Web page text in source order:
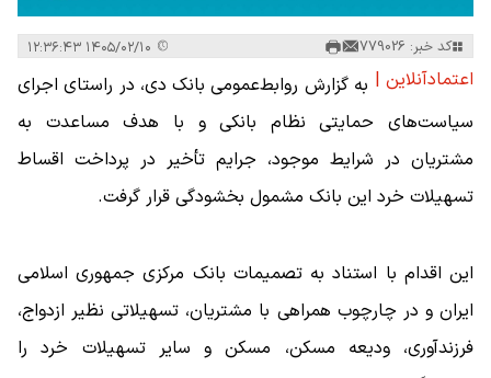
کد خبر: 779026
اعتمادآنلاین | به گزارش روابط‌عمومی بانک دی، در راستای اجرای
سیاست‌های حمایتی نظام بانکی و با هدف مساعدت به
مشتریان در شرایط موجود، جرایم تأخیر در پرداخت اقساط
تسهیلات خرد این بانک مشمول بخشودگی قرار گرفت.
این اقدام با استناد به تصمیمات بانک مرکزی جمهوری اسلامی
ایران و در چارچوب همراهی با مشتریان، تسهیلاتی نظیر ازدواج،
فرزندآوری، ودیعه مسکن، مسکن و سایر تسهیلات خرد را